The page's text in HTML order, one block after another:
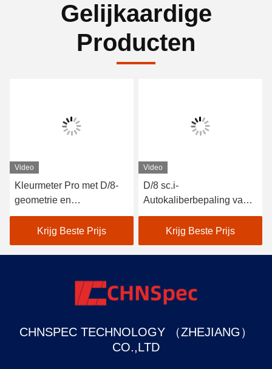
digitale kleur meter
colorimeterapparaat
kleur het testen materiaal